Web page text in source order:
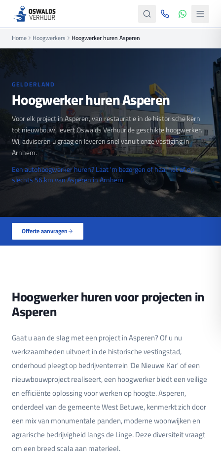
Home Hoogwerkers Hoogwerker huren Asperen
GELDERLAND
Hoogwerker huren Asperen
Voor elk project in Asperen, van restauratie in de historische kern
tot nieuwbouw, levert Oswalds Verhuur de geschikte hoogwerker.
Wij adviseren u graag en leveren snel vanuit onze vestiging in
Arnhem.
Een autohoogwerker huren? Laat 'm bezorgen of haal het af op
slechts 56 km van Asperen inArnhem
Offerte aanvragen
Hoogwerker huren voor projecten in
Asperen
Gaat u aan de slag met een project in Asperen? Of u nu
werkzaamheden uitvoert in de historische vestingstad,
onderhoud pleegt op bedrijventerrein 'De Nieuwe Kar' of een
nieuwbouwproject realiseert, een hoogwerker biedt een veilige
en efficiënte oplossing voor werken op hoogte. Asperen,
onderdeel van de gemeente West Betuwe, kenmerkt zich door
een mix van monumentale panden, moderne woonwijken en
agrarische bedrijvigheid langs de Linge. Deze diversiteit vraagt
om een breed scala aan materieel.